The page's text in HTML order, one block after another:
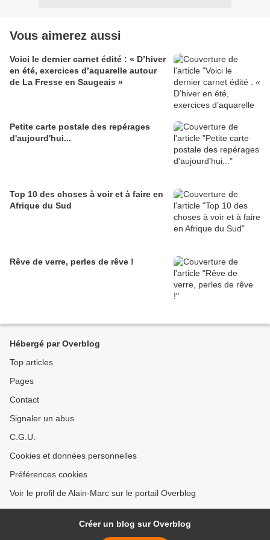
Vous aimerez aussi
Voici le dernier carnet édité : « D’hiver
en été, exercices d’aquarelle autour
de La Fresse en Saugeais »
Petite carte postale des repérages
d'aujourd'hui...
Top 10 des choses à voir et à faire en
Afrique du Sud
Rêve de verre, perles de rêve !
Hébergé par Overblog
Top articles
Pages
Contact
Signaler un abus
C.G.U.
Cookies et données personnelles
Préférences cookies
Voir le profil de Alain-Marc sur le portail Overblog
Créer un blog sur Overblog